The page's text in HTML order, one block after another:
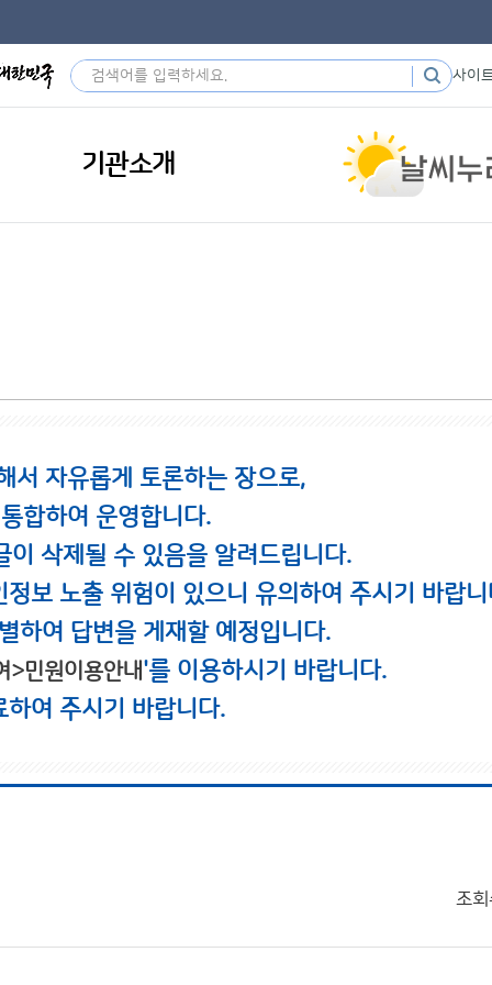
사이
기관소개
서 자유롭게 토론하는 장으로,
합하여 운영합니다.
삭제될 수 있음을 알려드립니다.
보 노출 위험이 있으니 유의하여 주시기 바랍니
하여 답변을 게재할 예정입니다.
>민원이용안내'를 이용하시기 바랍니다.
여 주시기 바랍니다.
조회